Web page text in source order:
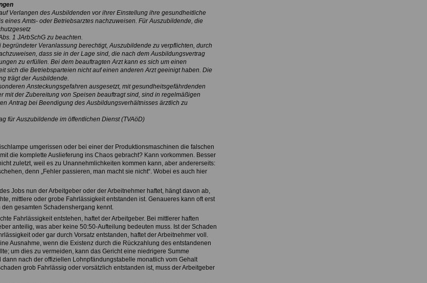
Verlangen des Ausbildenden vor ihrer Einstellung ihre gesundheitliche
eines Amts- oder Betriebsarztes nachzuweisen. Für Auszubildende, die
1 JArbSchG zu beachten.
Veranlassung berechtigt, Auszubildende zu verpflichten, durch
dass sie in der Lage sind, die nach dem Ausbildungsvertrag
zu erfüllen. Bei dem beauftragten Arzt kann es sich um einen
sich die Betriebsparteien nicht auf einen anderen Arzt geeinigt haben. Die
trägt der Ausbildende.
Ansteckungsgefahren ausgesetzt, mit gesundheitsgefährdenden
mit der Zubereitung von Speisen beauftragt sind, sind in regelmäßigen
Antrag bei Beendigung des Ausbildungsverhältnisses ärztlich zu
für Auszubildende im öffentlichen Dienst (TVAöD)
umgerissen oder bei einer der Produktionsmaschinen die falschen
die komplette Auslieferung ins Chaos gebracht? Kann vorkommen. Besser
zuletzt, weil es zu Unannehmlichkeiten kommen kann, aber andererseits:
denn „Fehler passieren, man macht sie nicht“. Wobei es auch hier
Jobs nun der Arbeitgeber oder der Arbeitnehmer haftet, hängt davon ab,
mittlere oder grobe Fahrlässigkeit entstanden ist. Genaueres kann oft erst
gesamten Schadenshergang kennt.
Fahrlässigkeit entstehen, haftet der Arbeitgeber. Bei mittlerer haften
anteilig, was aber keine 50:50-Aufteilung bedeuten muss. Ist der Schaden
oder gar durch Vorsatz entstanden, haftet der Arbeitnehmer voll.
Ausnahme, wenn die Existenz durch die Rückzahlung des entstandenen
um dies zu vermeiden, kann das Gericht eine niedrigere Summe
nach der offiziellen Lohnpfändungstabelle monatlich vom Gehalt
grob Fahrlässig oder vorsätzlich entstanden ist, muss der Arbeitgeber